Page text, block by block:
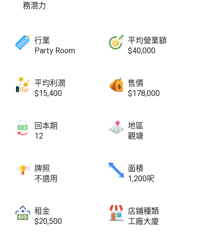
務潛力
行業
Party Room
平均營業額
$40,000
平均利潤
$15,400
售價
$178,000
回本期
12
地區
觀塘
牌照
不適用
面積
1,200呎
租金
$20,500
店鋪種類
工廠大廈